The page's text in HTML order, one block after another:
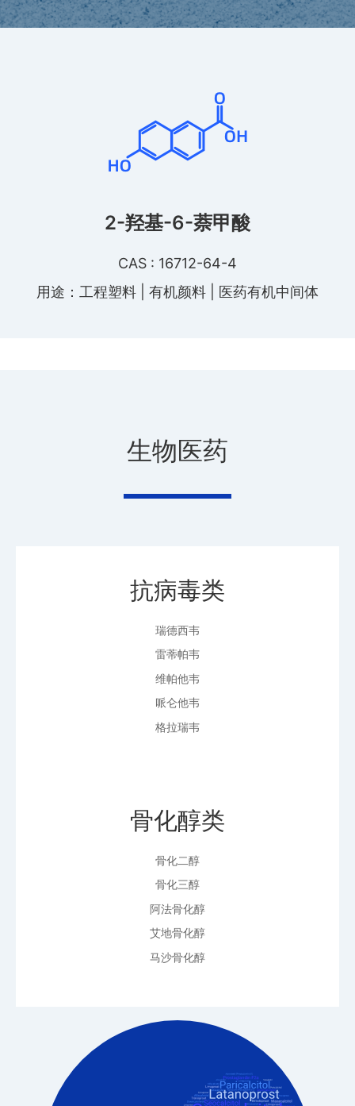
2-羟基-6-萘甲酸
CAS : 16712-64-4
用途：工程塑料 | 有机颜料 | 医药有机中间体
生物医药
抗病毒类
瑞德西韦
雷蒂帕韦
维帕他韦
哌仑他韦
格拉瑞韦
骨化醇类
骨化二醇
骨化三醇
阿法骨化醇
艾地骨化醇
马沙骨化醇